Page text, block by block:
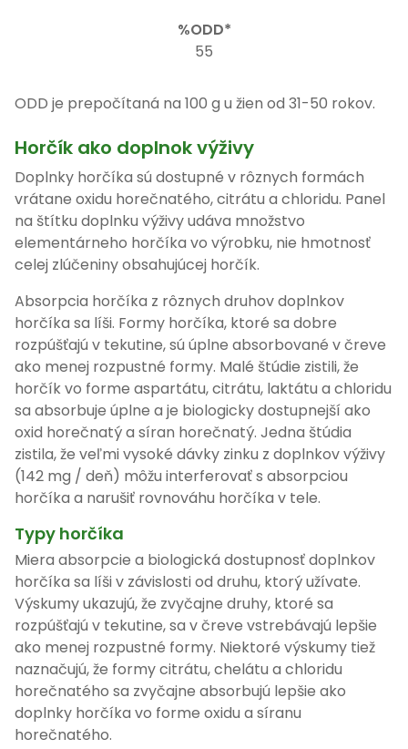
55
ODD je prepočítaná na 100 g u žien od 31-50 rokov.
Horčík ako doplnok výživy
Doplnky horčíka sú dostupné v rôznych formách
vrátane oxidu horečnatého, citrátu a chloridu. Panel
na štítku doplnku výživy udáva množstvo
elementárneho horčíka vo výrobku, nie hmotnosť
celej zlúčeniny obsahujúcej horčík.
Absorpcia horčíka z rôznych druhov doplnkov
horčíka sa líši. Formy horčíka, ktoré sa dobre
rozpúšťajú v tekutine, sú úplne absorbované v čreve
ako menej rozpustné formy. Malé štúdie zistili, že
horčík vo forme aspartátu, citrátu, laktátu a chloridu
sa absorbuje úplne a je biologicky dostupnejší ako
oxid horečnatý a síran horečnatý. Jedna štúdia
zistila, že veľmi vysoké dávky zinku z doplnkov výživy
(142 mg / deň) môžu interferovať s absorpciou
horčíka a narušiť rovnováhu horčíka v tele.
Typy horčíka
Miera absorpcie a biologická dostupnosť doplnkov
horčíka sa líši v závislosti od druhu, ktorý užívate.
Výskumy ukazujú, že zvyčajne druhy, ktoré sa
rozpúšťajú v tekutine, sa v čreve vstrebávajú lepšie
ako menej rozpustné formy. Niektoré výskumy tiež
naznačujú, že formy citrátu, chelátu a chloridu
horečnatého sa zvyčajne absorbujú lepšie ako
doplnky horčíka vo forme oxidu a síranu
horečnatého.